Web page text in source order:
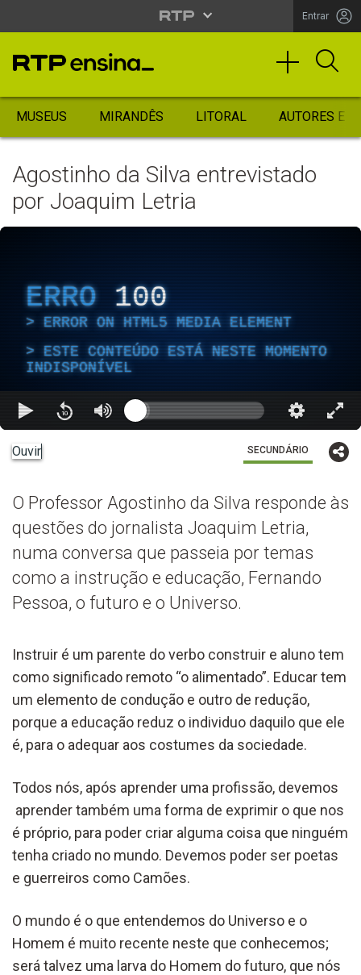
Entrar
MUSEUS MIRANDÊS LITORAL AUTORES
Agostinho da Silva entrevistado
por Joaquim Letria
ERRO 100
ERROR ON HTML5 MEDIA ELEMENT
ESTE CONTEÚDO ESTÁ NESTE MOMENTO
INDISPONÍVEL
Ouvir SECUNDÁRIO
O Professor Agostinho da Silva responde às
questões do jornalista Joaquim Letria,
numa conversa que passeia por temas
como a instrução e educação, Fernando
Pessoa, o futuro e o Universo.
Instruir é um parente do verbo construir e aluno tem
como significado remoto “o alimentado”. Educar tem
um elemento de condução e outro de redução,
porque a educação reduz o individuo daquilo que ele
é, para o adequar aos costumes da sociedade.
Todos nós, após aprender uma profissão, devemos
aprender também uma forma de exprimir o que nos
é próprio, para poder criar alguma coisa que ninguém
tenha criado no mundo. Devemos poder ser poetas
e guerreiros como Camões.
O mundo é o que entendemos do Universo e o
Homem é muito recente neste que conhecemos;
será talvez uma larva do Homem do futuro, que nós